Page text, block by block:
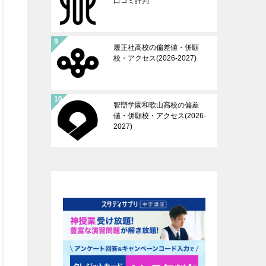
履正社高校の偏差値・併願
校・アクセス(2026-2027)
智辯学園和歌山高校の偏差
値・併願校・アクセス(2026-
2027)